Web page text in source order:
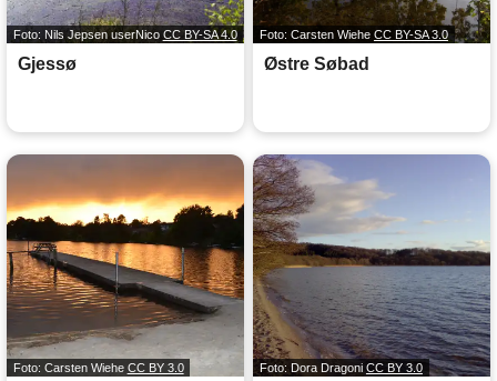
Foto: Nils Jepsen userNico CC BY-SA 4.0
Gjessø
Foto: Carsten Wiehe CC BY-SA 3.0
Østre Søbad
Foto: Carsten Wiehe CC BY 3.0 Foto: Dora Dragoni CC BY 3.0